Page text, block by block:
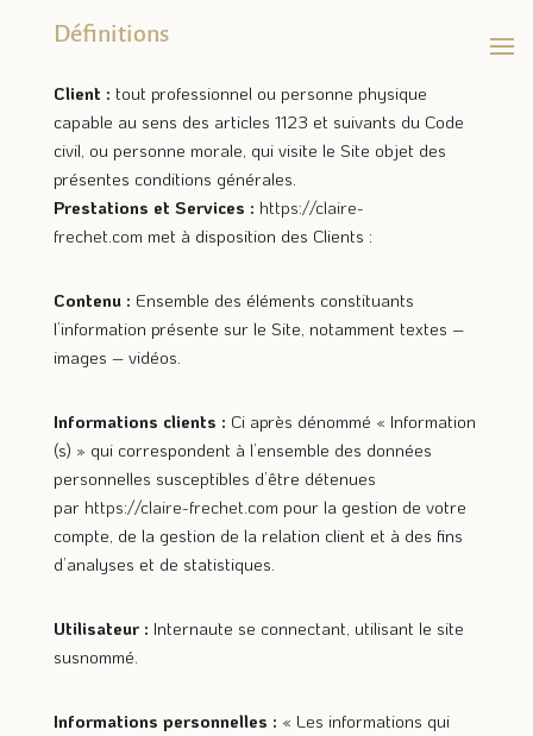
Définitions
Client : tout professionnel ou personne physique
capable au sens des articles 1123 et suivants du Code
civil, ou personne morale, qui visite le Site objet des
présentes conditions générales.
Prestations et Services : https://claire-
frechet.com met à disposition des Clients :
Contenu : Ensemble des éléments constituants
l’information présente sur le Site, notamment textes –
images – vidéos.
Informations clients : Ci après dénommé « Information
(s) » qui correspondent à l’ensemble des données
personnelles susceptibles d’être détenues
par https://claire-frechet.com pour la gestion de votre
compte, de la gestion de la relation client et à des fins
d’analyses et de statistiques.
Utilisateur : Internaute se connectant, utilisant le site
susnommé.
Informations personnelles : « Les informations qui